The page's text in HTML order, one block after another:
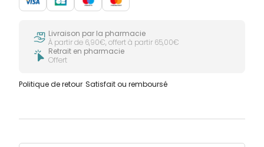
Livraison par la pharmacie
À partir de 6,90€, offert à partir 65,00€
Retrait en pharmacie
Offert
Politique de retour Satisfait ou remboursé